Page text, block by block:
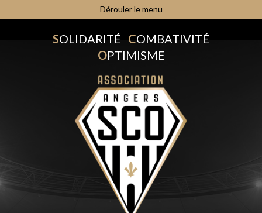
Dérouler le menu
SOLIDARITÉ COMBATIVITÉ
OPTIMISME